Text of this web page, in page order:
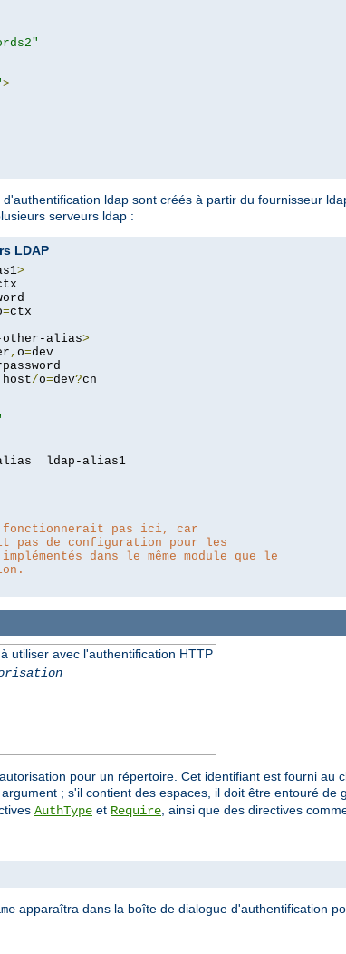
>
ldap sont créés à partir du fournisseur
serveurs ldap :
LDAP
>
=ctx
alias>
, o=dev
host/o=dev?
ldap-alias1
fonctionnerait pas ici, car
pas de configuration pour les
dans le même module que le
utiliser avec l'authentification HTTP
pour un répertoire. Cet identifiant est fourni au
; s'il contient des espaces, il doit être entouré de
AuthType et Require, ainsi que des directives
apparaîtra dans la boîte de dialogue d'authentification